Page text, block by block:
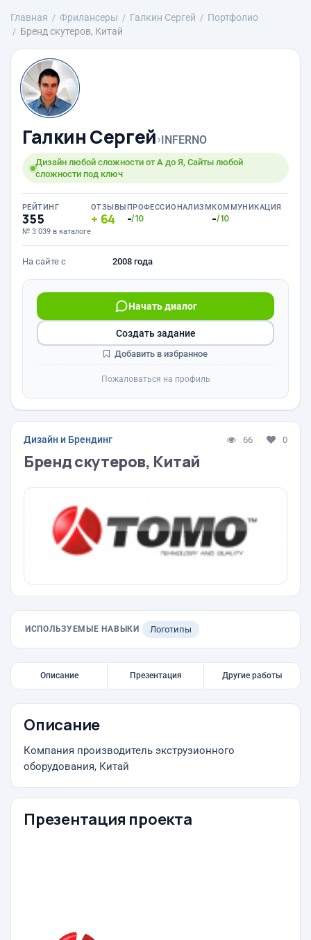
Главная Фрилансеры Галкин Сергей
Портфолио
Бренд скутеров, Китай
Галкин Сергей›INFERNO
Дизайн любой сложности от А до Я, Сайты любой
сложности под ключ
РЕЙТИНГ
355
№ 3 039 в каталоге
ОТЗЫВЫ
64
ПРОФЕССИОНАЛИЗМ
-/10
КОММУНИКАЦИЯ
-/10
На сайте с 2008 года
Начать диалог
Создать задание
Добавить в избранное
Пожаловаться на профиль
Дизайн и Брендинг 66 0
Бренд скутеров, Китай
ИСПОЛЬЗУЕМЫЕ НАВЫКИ Логотипы
Описание Презентация Другие работы
Описание
Компания производитель экструзионного
оборудования, Китай
Презентация проекта